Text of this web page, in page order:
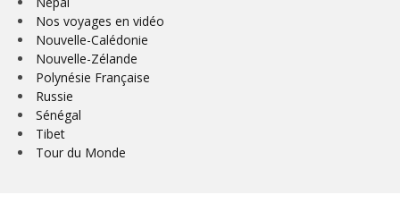
Nos voyages en vidéo
Nouvelle-Calédonie
Nouvelle-Zélande
Polynésie Française
Russie
Sénégal
Tibet
Tour du Monde